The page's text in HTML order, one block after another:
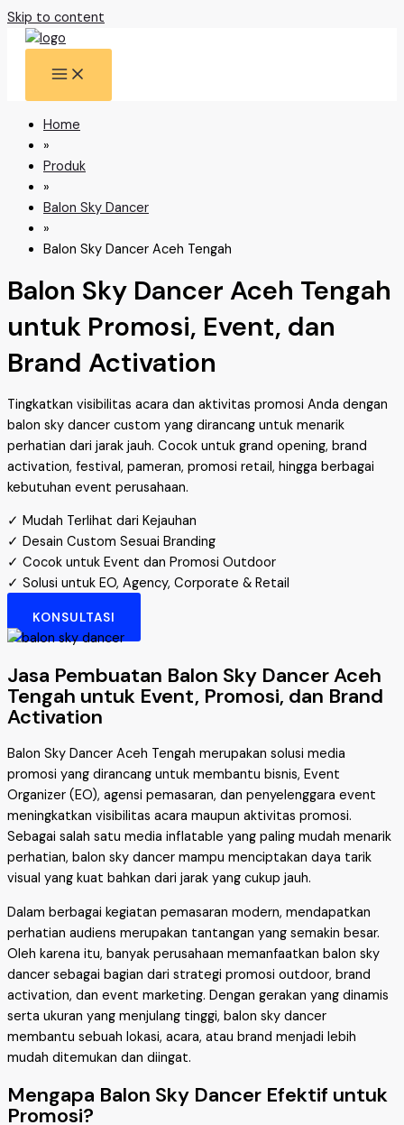
Skip to content
Home
»
Produk
»
Balon Sky Dancer
»
Balon Sky Dancer Aceh Tengah
Balon Sky Dancer Aceh Tengah
untuk Promosi, Event, dan
Brand Activation
Tingkatkan visibilitas acara dan aktivitas promosi Anda dengan
balon sky dancer custom yang dirancang untuk menarik
perhatian dari jarak jauh. Cocok untuk grand opening, brand
activation, festival, pameran, promosi retail, hingga berbagai
kebutuhan event perusahaan.
✓ Mudah Terlihat dari Kejauhan
✓ Desain Custom Sesuai Branding
✓ Cocok untuk Event dan Promosi Outdoor
✓ Solusi untuk EO, Agency, Corporate & Retail
KONSULTASI
Jasa Pembuatan Balon Sky Dancer Aceh
Tengah untuk Event, Promosi, dan Brand
Activation
Balon Sky Dancer Aceh Tengah merupakan solusi media
promosi yang dirancang untuk membantu bisnis, Event
Organizer (EO), agensi pemasaran, dan penyelenggara event
meningkatkan visibilitas acara maupun aktivitas promosi.
Sebagai salah satu media inflatable yang paling mudah menarik
perhatian, balon sky dancer mampu menciptakan daya tarik
visual yang kuat bahkan dari jarak yang cukup jauh.
Dalam berbagai kegiatan pemasaran modern, mendapatkan
perhatian audiens merupakan tantangan yang semakin besar.
Oleh karena itu, banyak perusahaan memanfaatkan balon sky
dancer sebagai bagian dari strategi promosi outdoor, brand
activation, dan event marketing. Dengan gerakan yang dinamis
serta ukuran yang menjulang tinggi, balon sky dancer
membantu sebuah lokasi, acara, atau brand menjadi lebih
mudah ditemukan dan diingat.
Mengapa Balon Sky Dancer Efektif untuk
Promosi?